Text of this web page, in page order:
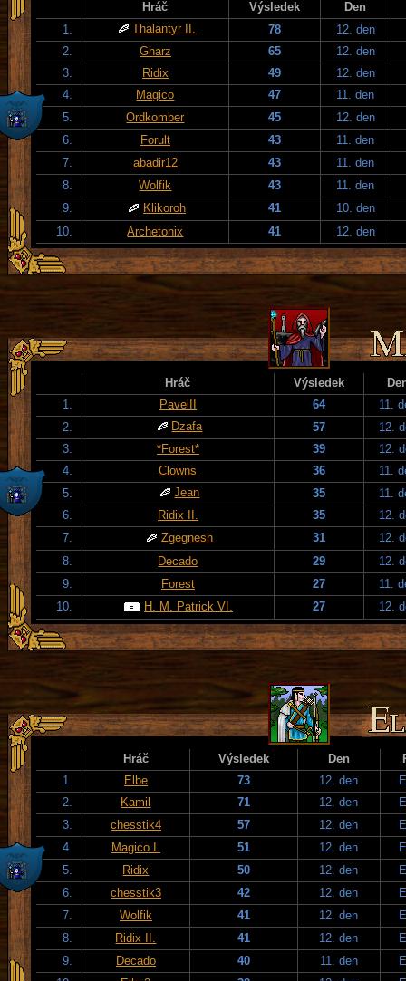
Hráč Výsledek
Den
1.
Thalantyr II. 78
12. den
2.
Gharz 65
12. den
3.
Ridix 49
12. den
4.
Magico 47
11. den
5.
Ordkomber 45
12. den
6.
Forult 43
11. den
7.
abadir12 43
11. den
8.
Wolfik 43
11. den
9.
Klikoroh 41
10. den
10.
Archetonix 41 12. den
Hráč Výsledek
1.
PavelII 64
11.
2.
Dzafa 57
12.
3.
*Forest* 39
12.
4.
Clowns 36
11.
5.
Jean 35
11.
6.
Ridix II. 35
12.
7.
Zgegnesh 31
12.
8.
Decado 29
12.
9.
Forest 27
11.
10.
H. M. Patrick VI. 27 12.
Hráč Výsledek Den
1.
Elbe 73 12. den
2.
Kamil 71 12. den
3.
chesstik4 57 12. den
4.
Magico I. 51 12. den
5.
Ridix 50 12. den
6.
chesstik3 42 12. den
7.
Wolfik 41 12. den
8.
Ridix II. 41 12. den
9.
Decado 40 11. den